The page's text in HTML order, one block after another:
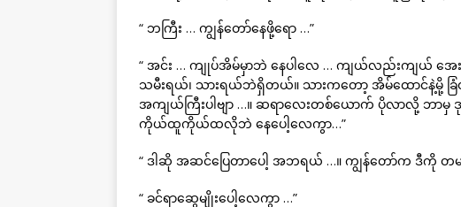
“ ဘကြီး … ကျွန်တော်နေဖို့ရော …”
“ အင်း … ကျုပ်အိမ်မှာဘဲ နေပါလေ … ကျယ်လည်းကျယ် အေ
သမီးရယ်၊ သားရယ်ဘဲရှိတယ်။ သားကတော့ အိမ်ထောင်နဲ့မို့
အကျယ်ကြီးပါဗျာ …။ ဆရာလေးတစ်ယောက် ပိုလာလို့ ဘာမှ ဒုက္ခ
ကိုယ်ထူကိုယ်ထလိုဘဲ နေပေါ့လေကွာ…”
“ ဒါဆို အဆင်ပြေတာပေါ့ အဘရယ် …။ ကျွန်တော်က ဒီကို
“ ခင်ရာဆွေမျိုးပေါ့လေကွာ …”